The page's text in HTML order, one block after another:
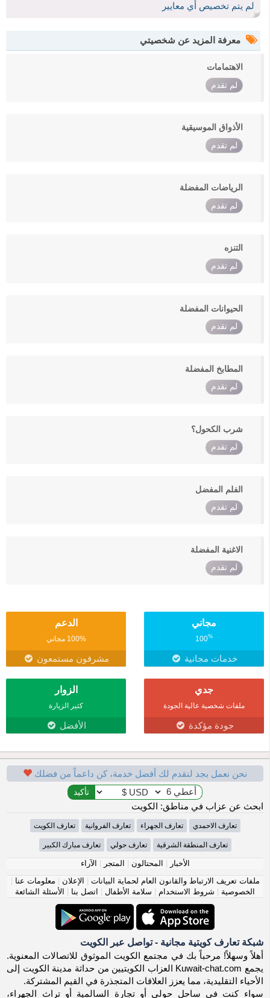
لم يتم تخصيص أي معايير
معرفة المزيد عن شخصيتي
الاهتمامات
لم تقدم
الأذواق الموسيقية
لم تقدم
الرياضات المفضلة
لم تقدم
التنزه
لم تقدم
الحيوانات المفضلة
لم تقدم
المطابخ المفضلة
لم تقدم
شرب الكحول؟
لم تقدم
الفلم المفضل
لم تقدم
الاغنية المفضلة
لم تقدم
مجاني
100%
خدمات مجانية
الدعم
100% مجاني
مشرفون مستمعون
جدي
ملفات شخصية عالية الجودة
جودة مؤكدة
الزوار
كثير الزيارة
الأفضل
نحن نعمل بجد لنقدم لك أفضل خدمة، كن داعماً من فضلك
ابحث عن عزاب في مناطق: الكويت
تعارف الاحمدي تعارف الجهراء تعارف الفروانية تعارف الكويت
تعارف المنطقة الشرقية تعارف حولي تعارف مبارك الكبير
الأخبار | المحتالون | المتجر | الآراء
ملفات تعريف الارتباط والقانون العام لحماية البيانات | الإعلان | معلومات عنا |
الخصوصية | شروط الاستخدام | سلامة الأطفال | اتصل بنا | الأسئلة الشائعة
شبكة تعارف كويتية مجانية - تواصل عبر الكويت
أهلاً وسهلاً! مرحباً بك في مجتمع الكويت الموثوق للاتصالات المعنوية.
يجمع Kuwait-chat.com العزاب الكويتيين من حداثة مدينة الكويت إلى
الأحياء التقليدية، مما يعزز العلاقات المتجذرة في القيم المشتركة.
سواء كنت في ساحل حولي أو تجارة السالمية أو تراث الجهراء،